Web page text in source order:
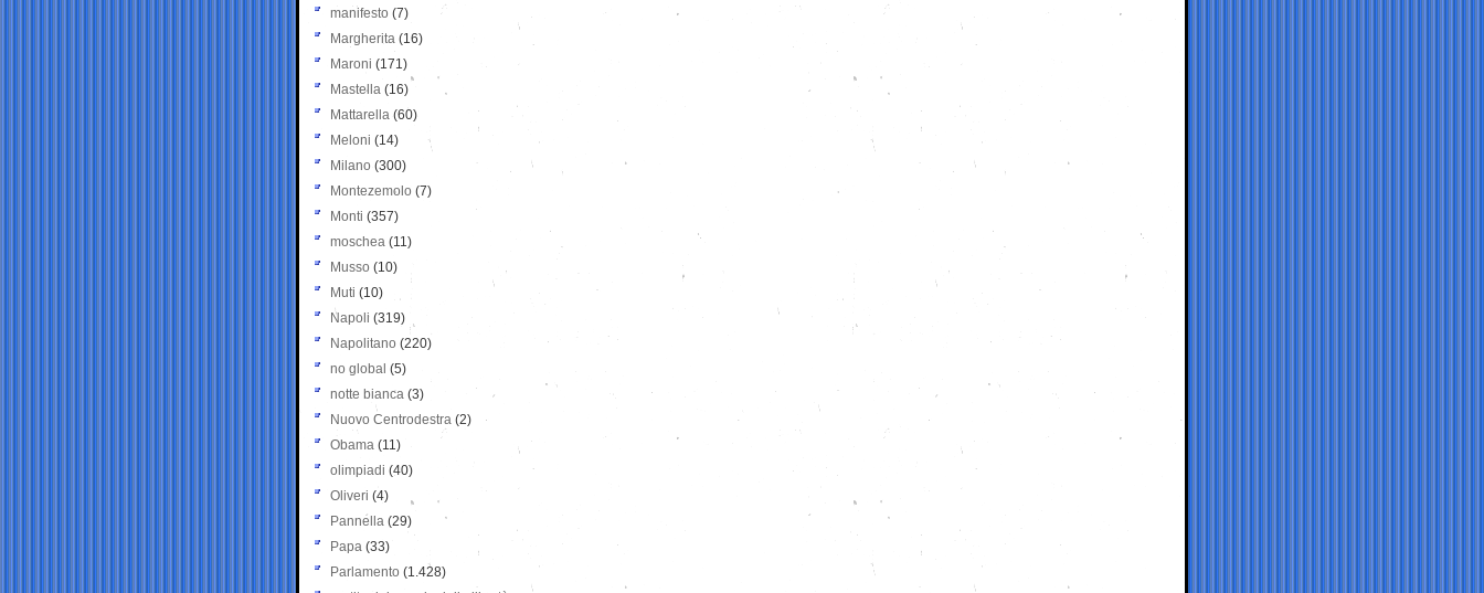
manifesto (7)
Margherita (16)
Maroni (171)
Mastella (16)
Mattarella (60)
Meloni (14)
Milano (300)
Montezemolo (7)
Monti (357)
moschea (11)
Musso (10)
Muti (10)
Napoli (319)
Napolitano (220)
no global (5)
notte bianca (3)
Nuovo Centrodestra (2)
Obama (11)
olimpiadi (40)
Oliveri (4)
Pannella (29)
Papa (33)
Parlamento (1.428)